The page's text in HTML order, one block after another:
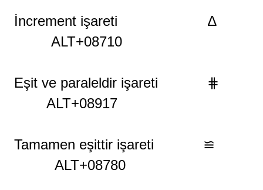
İncrement işareti ∆
ALT+08710
Eşit ve paraleldir işareti ⋕
ALT+08917
Tamamen eşittir işareti
≌
ALT+08780